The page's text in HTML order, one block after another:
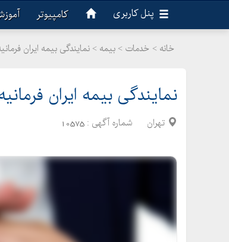
پنل کاربری کامپیوتر
خانه > خدمات > بیمه > نمایندگی بیمه ایران
نمایندگی بیمه ایران
تهران شماره آگهی : 10575